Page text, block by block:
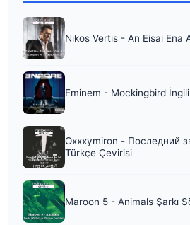
Nikos Vertis - An Eisai Ena
Eminem - Mockingbird
Oxxxymiron - Последний
Türkçe Çevirisi
Maroon 5 - Animals Şarkı